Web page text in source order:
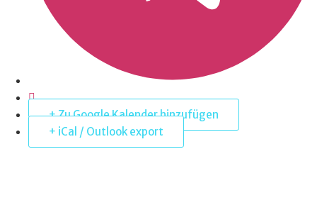
+ Zu Google Kalender hinzufügen
+ iCal / Outlook export